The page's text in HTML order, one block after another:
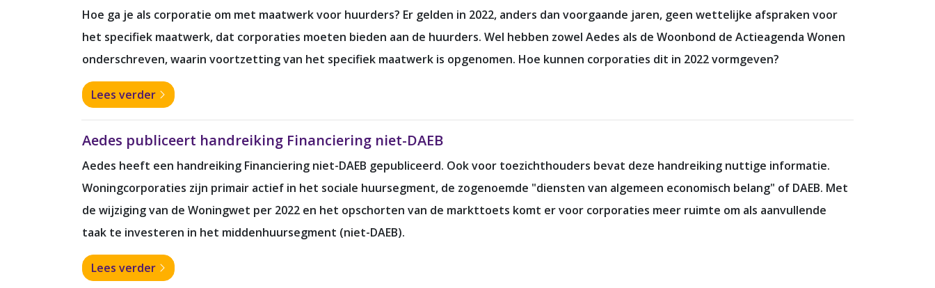
Hoe ga je als corporatie om met maatwerk voor huurders? Er gelden in 2022, anders dan voorgaande jaren, geen wettelijke afspraken voor
het specifiek maatwerk, dat corporaties moeten bieden aan de huurders. Wel hebben zowel Aedes als de Woonbond de Actieagenda Wonen
onderschreven, waarin voortzetting van het specifiek maatwerk is opgenomen. Hoe kunnen corporaties dit in 2022 vormgeven?
Lees verder
Aedes publiceert handreiking Financiering niet-DAEB
Aedes heeft een handreiking Financiering niet-DAEB gepubliceerd. Ook voor toezichthouders bevat deze handreiking nuttige informatie.
Woningcorporaties zijn primair actief in het sociale huursegment, de zogenoemde "diensten van algemeen economisch belang" of DAEB. Met
de wijziging van de Woningwet per 2022 en het opschorten van de markttoets komt er voor corporaties meer ruimte om als aanvullende
taak te investeren in het middenhuursegment (niet-DAEB).
Lees verder